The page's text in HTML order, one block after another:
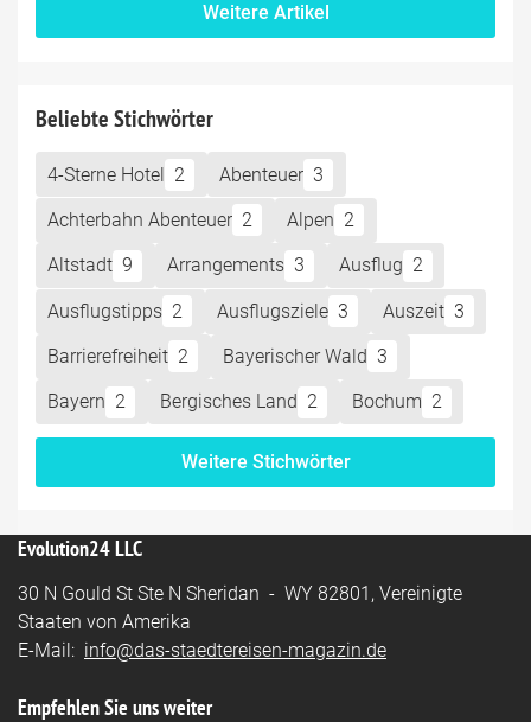
Weitere Artikel
Beliebte Stichwörter
4-Sterne Hotel 2 Abenteuer 3
Achterbahn Abenteuer 2 Alpen 2
Altstadt 9 Arrangements 3 Ausflug 2
Ausflugstipps 2 Ausflugsziele 3 Auszeit 3
Barrierefreiheit 2 Bayerischer Wald 3
Bayern 2 Bergisches Land 2 Bochum 2
Weitere Stichwörter
Evolution24 LLC
30 N Gould St Ste N Sheridan - WY 82801, Vereinigte
Staaten von Amerika
E-Mail: info@das-staedtereisen-magazin.de
Empfehlen Sie uns weiter